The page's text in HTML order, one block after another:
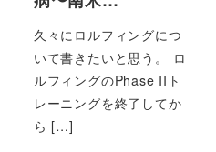
久々にロルフィングにつ
いて書きたいと思う。 ロ
ルフィングのPhase IIト
レーニングを終了してか
ら […]